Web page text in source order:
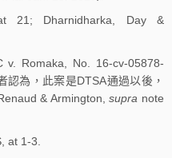
21; Dharnidharka, Day &
v. Romaka, No. 16-cv-05878-
認為，此案是DTSA通過以後，
& Armington,supra note
at 1-3.